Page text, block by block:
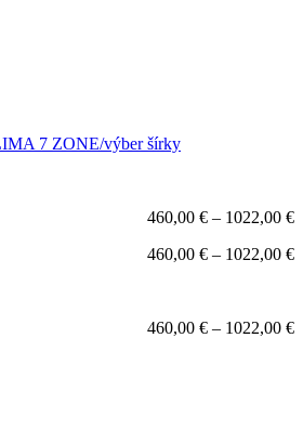
7 ZONE/výber šírky
460,00 € – 1022,00 €
460,00 € – 1022,00 €
460,00 € – 1022,00 €